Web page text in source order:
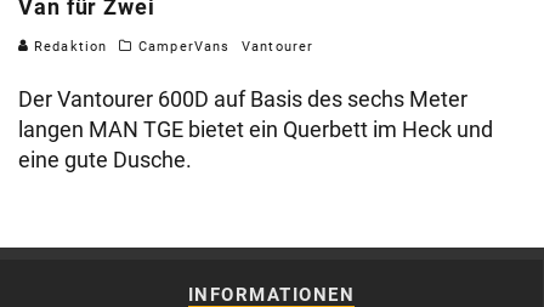
Van für Zwei
Redaktion CamperVans Vantourer
Der Vantourer 600D auf Basis des sechs Meter
langen MAN TGE bietet ein Querbett im Heck und
eine gute Dusche.
INFORMATIONEN